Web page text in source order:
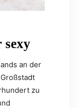
sexy
an der
zu